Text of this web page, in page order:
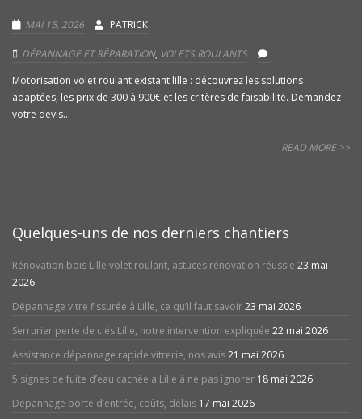
MAI 15, 2026 PATRICK
DÉPANNAGE ET RÉPARATION, VOLETS ROULANTS
Motorisation volet roulant existant lille : découvrez les solutions
adaptées, les prix de 300 à 900€ et les critères de faisabilité. Demandez
votre devis...
READ MORE >>
Quelques-uns de nos derniers chantiers
Rénovation bois Lille volet roulant, astuces rénovation réussie 23 mai
2026
Dépannage vitre fissurée à Lille, ce qu’il faut savoir23 mai 2026
Serrurier perte de clés Lille, notre intervention expliquée 22 mai 2026
Assistance dépannage rapide vitrerie, nos avis21 mai 2026
5 signes de fuite d’eau cachée à Lille à ne pas ignorer 18 mai 2026
Dépannage porte d’entrée, coûts, délais 17 mai 2026